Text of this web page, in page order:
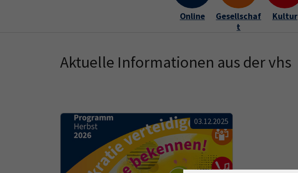
Online
Gesellschaf
t
Kultur
Aktuelle Informationen aus der vhs
03.12.2025